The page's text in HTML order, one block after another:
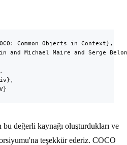
Common Objects in Context},
and Michael Maire and Serge
değerli kaynağı oluşturdukları ve
teşekkür ederiz. COCO